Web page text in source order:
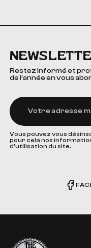
Restez informé et
de l’année en vous
Vous pouvez vous
pour cela nos
d'utilisation du site.
The Custom Corner